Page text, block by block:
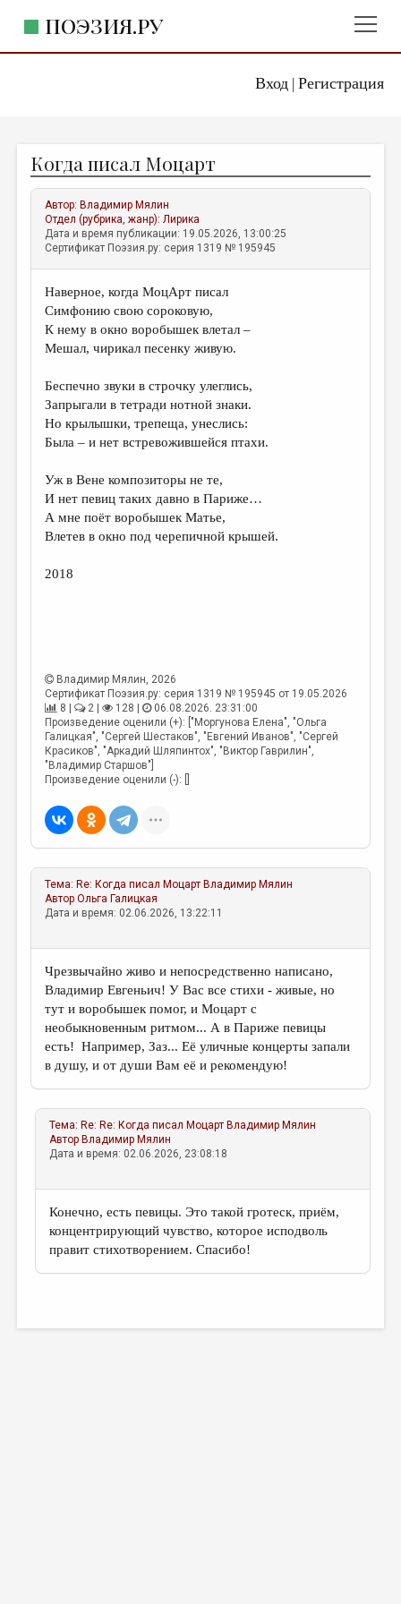
Вход| Регистрация
ПОЭЗИЯ.РУ
ЖАНРЫ
АВТОРЫ
КОММЕНТАРИИ
ЛИТСАЛОН
НОВОСТИ
ПРАВИЛА САЙТА
ИЗБРАННОЕ
ДАЙДЖЕСТ
ПЕРЕВОДЫ
КОНКУРСЫ
КНИЖНАЯ ПОЛКА
ОБЪЯВЛЕНИЯ
КОЛОНКА РЕДАКТОРА
РЕДКОЛЛЕГИЯ
ОТ РЕДАКЦИИ
МАЛАЯ ПРОЗА
ЭССЕИСТИКА
ЛИТЕРАТУРОВЕДЕНИЕ
КУЛЬТУРОВЕДЕНИЕ
РЕЦЕНЗИРОВАНИЕ
ЦИКЛЫ ПУБЛИКАЦИЙ
ТРЕДИАКОВСКИЙ
ВКОНТАКТЕ
Когда писал Моцарт
Автор: Владимир Мялин
Отдел (рубрика, жанр):Лирика
Дата и время публикации: 19.05.2026, 13:00:25
Сертификат Поэзия.ру: серия 1319 № 195945
Наверное, когда МоцАрт писал
Симфонию свою сороковую,
К нему в окно воробышек влетал –
Мешал, чирикал песенку живую.
Беспечно звуки в строчку улеглись,
Запрыгали в тетради нотной знаки.
Но крылышки, трепеща, унеслись:
Была – и нет встревожившейся птахи.
Уж в Вене композиторы не те,
И нет певиц таких давно в Париже…
А мне поёт воробышек Матье,
Влетев в окно под черепичной крышей.
2018
Владимир Мялин, 2026
Сертификат Поэзия.ру: серия 1319 № 195945 от 19.05.2026
8 |
2 | 128 |
06.08.2026. 23:31:00
Произведение оценили (+): ["Моргунова Елена", "Ольга
Галицкая", "Сергей Шестаков", "Евгений Иванов", "Сергей
Красиков", "Аркадий Шляпинтох", "Виктор Гаврилин",
"Владимир Старшов"]
Произведение оценили (-): []
Тема: Re: Когда писал Моцарт Владимир Мялин
АвторОльга Галицкая
Дата и время: 02.06.2026, 13:22:11
Чрезвычайно живо и непосредственно написано,
Владимир Евгеньич! У Вас все стихи - живые, но
тут и воробышек помог, и Моцарт с
необыкновенным ритмом... А в Париже певицы
есть! Например, Заз... Её уличные концерты запали
в душу, и от души Вам её и рекомендую!
Тема: Re: Re: Когда писал Моцарт Владимир Мялин
Автор Владимир Мялин
Дата и время: 02.06.2026, 23:08:18
Конечно, есть певицы. Это такой гротеск, приём,
концентрирующий чувство, которое исподволь
правит стихотворением. Спасибо!